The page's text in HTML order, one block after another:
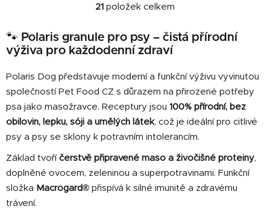
O
l
á
a
c
í
p
r
k
y
v
21 položek celkem
🐾 Polaris granule pro psy – čistá přírodní
výživa pro každodenní zdraví
Polaris Dog představuje moderní a funkční výživu vyvinutou
společností Pet Food CZ s důrazem na přirozené potřeby
psa jako masožravce. Receptury jsou 100% přírodní, bez
obilovin, lepku, sóji a umělých látek, což je ideální pro citlivé
psy a psy se sklony k potravním intolerancím.
Základ tvoří čerstvě připravené maso a živočišné proteiny,
doplněné ovocem, zeleninou a superpotravinami. Funkční
složka Macrogard® přispívá k silné imunitě a zdravému
trávení.